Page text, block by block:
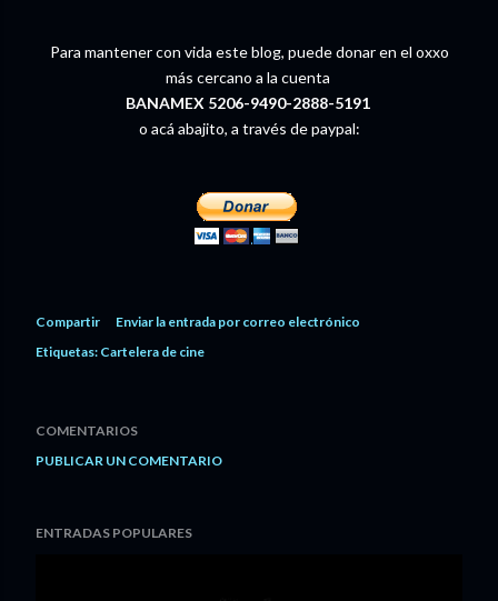
Para mantener con vida este blog, puede donar en el oxxo
más cercano a la cuenta
BANAMEX 5206-9490-2888-5191
o acá abajito, a través de paypal:
Compartir
Enviar la entrada por correo electrónico
Etiquetas: Cartelera de cine
COMENTARIOS
PUBLICAR UN COMENTARIO
ENTRADAS POPULARES